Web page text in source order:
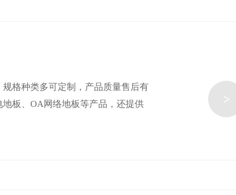
格种类多可定制，产品质量售后有
板、OA网络地板等产品，还提供
>